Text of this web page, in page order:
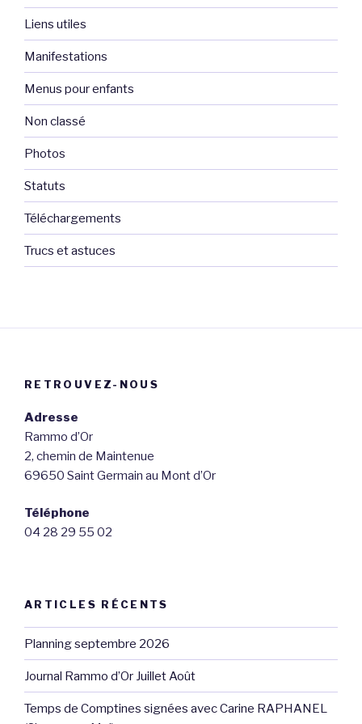
Liens utiles
Manifestations
Menus pour enfants
Non classé
Photos
Statuts
Téléchargements
Trucs et astuces
RETROUVEZ-NOUS
Adresse
Rammo d’Or
2, chemin de Maintenue
69650 Saint Germain au Mont d’Or
Téléphone
04 28 29 55 02
ARTICLES RÉCENTS
Planning septembre 2026
Journal Rammo d’Or Juillet Août
Temps de Comptines signées avec Carine RAPHANEL